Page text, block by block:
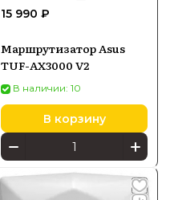
15 990 ₽
Маршрутизатор Asus
TUF-AX3000 V2
В наличии: 10
В корзину